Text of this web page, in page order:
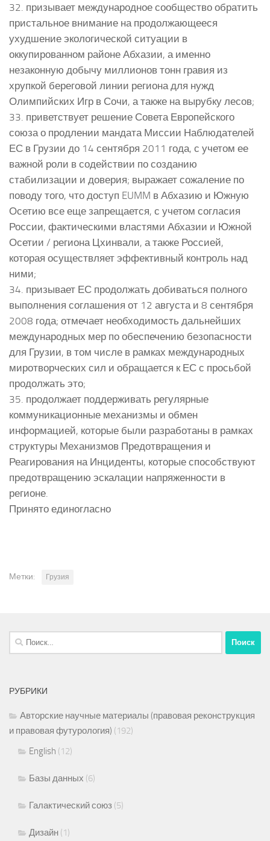
32. призывает международное сообщество обратить
пристальное внимание на продолжающееся
ухудшение экологической ситуации в
оккупированном районе Абхазии, а именно
незаконную добычу миллионов тонн гравия из
хрупкой береговой линии региона для нужд
Олимпийских Игр в Сочи, а также на вырубку лесов;
33. приветствует решение Совета Европейского
союза о продлении мандата Миссии Наблюдателей
ЕС в Грузии до 14 сентября 2011 года, с учетом ее
важной роли в содействии по созданию
стабилизации и доверия; выражает сожаление по
поводу того, что доступ EUMM в Абхазию и Южную
Осетию все еще запрещается, с учетом согласия
России, фактическими властями Абхазии и Южной
Осетии / региона Цхинвали, а также Россией,
которая осуществляет эффективный контроль над
ними;
34. призывает ЕС продолжать добиваться полного
выполнения соглашения от 12 августа и 8 сентября
2008 года; отмечает необходимость дальнейших
международных мер по обеспечению безопасности
для Грузии, в том числе в рамках международных
миротворческих сил и обращается к ЕС с просьбой
продолжать это;
35. продолжает поддерживать регулярные
коммуникационные механизмы и обмен
информацией, которые были разработаны в рамках
структуры Механизмов Предотвращения и
Реагирования на Инциденты, которые способствуют
предотвращению эскалации напряженности в
регионе.
Принято единогласно
Метки: Грузия
Найти:
РУБРИКИ
Авторские научные материалы (правовая реконструкция
и правовая футурология) (192)
English (12)
Базы данных (6)
Галактический союз (5)
Дизайн (1)